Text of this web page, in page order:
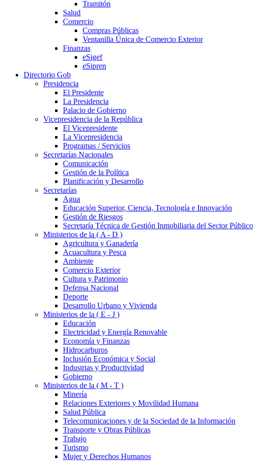
Tramitón
Salud
Comercio
Compras Públicas
Ventanilla Única de Comercio Exterior
Finanzas
eSigef
eSipren
Directorio Gob
Presidencia
El Presidente
La Presidencia
Palacio de Gobierno
Vicepresidencia de la República
El Vicepresidente
La Vicepresidencia
Programas / Servicios
Secretarías Nacionales
Comunicación
Gestión de la Política
Planificación y Desarrollo
Secretarías
Agua
Educación Superior, Ciencia, Tecnología e Innovación
Gestión de Riesgos
Secretaría Técnica de Gestión Inmobiliaria del Sector Público
Ministerios de la ( A - D )
Agricultura y Ganadería
Acuacultura y Pesca
Ambiente
Comercio Exterior
Cultura y Patrimonio
Defensa Nacional
Deporte
Desarrollo Urbano y Vivienda
Ministerios de la ( E - J )
Educación
Electricidad y Energía Renovable
Economía y Finanzas
Hidrocarburos
Inclusión Económica y Social
Industrias y Productividad
Gobierno
Ministerios de la ( M - T )
Minería
Relaciones Exteriores y Movilidad Humana
Salud Pública
Telecomunicaciones y de la Sociedad de la Información
Transporte y Obras Públicas
Trabajo
Turismo
Mujer y Derechos Humanos